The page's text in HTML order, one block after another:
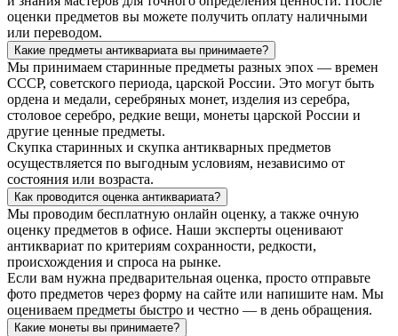
оценки предметов вы можете получить оплату наличными
или переводом.
Какие предметы антиквариата вы принимаете?
Мы принимаем старинные предметы разных эпох — времен
СССР, советского периода, царской России. Это могут быть
ордена и медали, серебряных монет, изделия из серебра,
столовое серебро, редкие вещи, монеты царской России и
другие ценные предметы.
Скупка старинных и скупка антикварных предметов
осуществляется по выгодным условиям, независимо от
состояния или возраста.
Как проводится оценка антиквариата?
Мы проводим бесплатную онлайн оценку, а также очную
оценку предметов в офисе. Наши эксперты оценивают
антиквариат по критериям сохранности, редкости,
происхождения и спроса на рынке.
Если вам нужна предварительная оценка, просто отправьте
фото предметов через форму на сайте или напишите нам. Мы
оцениваем предметы быстро и честно — в день обращения.
Какие монеты вы принимаете?